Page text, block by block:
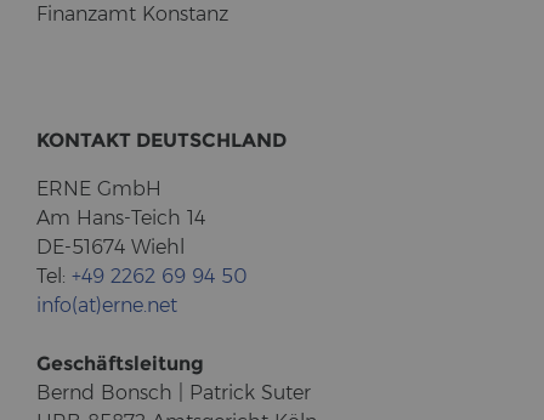
Fi­nanz­amt Kon­stanz
KON­TAKT DEUTSCH­LAND
ERNE GmbH
Am Hans-​Teich 14
DE-51674 Wiehl
Tel: +49 2262 69 94 50
info(at)erne.net
Ge­schäfts­lei­tung
Bernd Bonsch | Pa­trick Suter